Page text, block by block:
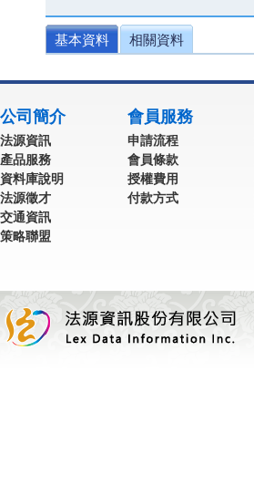
基本資料 相關資料
公司簡介
法源資訊
產品服務
資料庫說明
法源徵才
交通資訊
策略聯盟
會員服務
申請流程
會員條款
授權費用
付款方式